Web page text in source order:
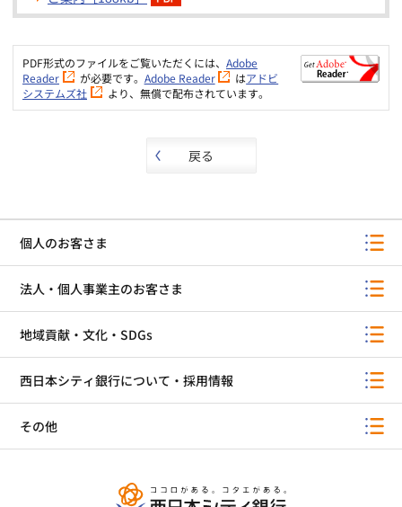
PDF形式のファイルをご覧いただくには、 Adobe
Reader
が必要です。 Adobe Reader はアドビ
システムズ社
より、無償で配布されています。
戻る
個人のお客さま
法人・個人事業主のお客さま
地域貢献・文化・SDGs
西日本シティ銀行について・採用情報
その他